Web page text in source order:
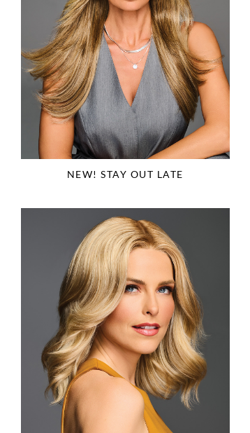
NEW! STAY OUT LATE